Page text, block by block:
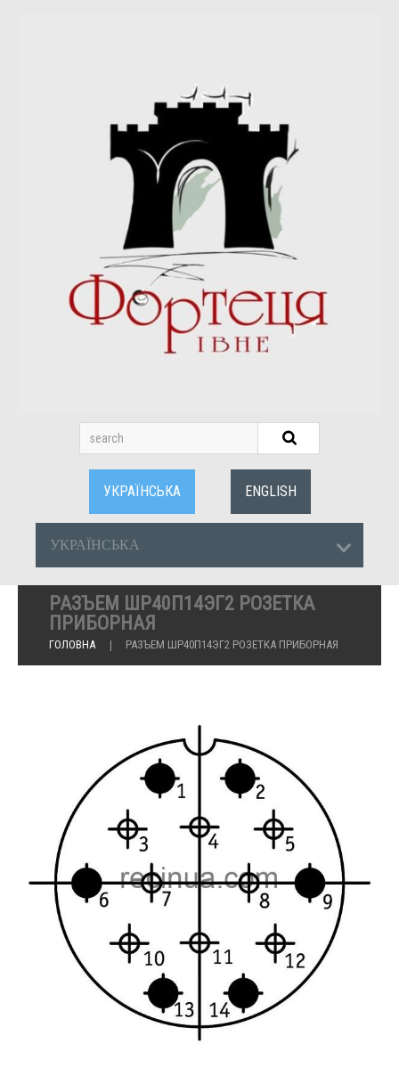
УКРАЇНСЬКА ENGLISH
УКРАЇНСЬКА
РАЗЪЕМ ШР40П14ЭГ2 РОЗЕТКА
ПРИБОРНАЯ
ГОЛОВНА РАЗЪЕМ ШР40П14ЭГ2 РОЗЕТКА ПРИБОРНАЯ